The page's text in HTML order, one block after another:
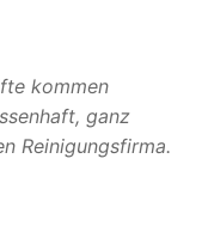
kommen
ganz
Reinigungsfirma.